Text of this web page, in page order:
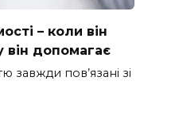
– коли він
він допомагає
завжди пов’язані зі